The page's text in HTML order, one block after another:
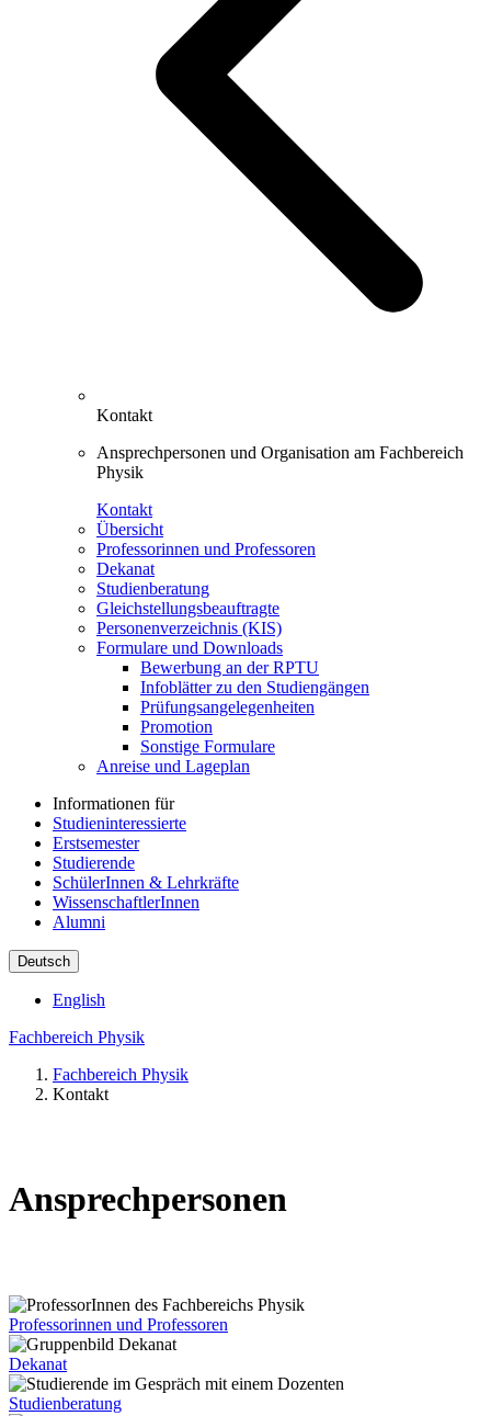
Kontakt
Ansprechpersonen und Organisation am Fachbereich
Physik
Kontakt
Übersicht
Professorinnen und Professoren
Dekanat
Studienberatung
Gleichstellungsbeauftragte
Personenverzeichnis (KIS)
Formulare und Downloads
Bewerbung an der RPTU
Infoblätter zu den Studiengängen
Prüfungsangelegenheiten
Promotion
Sonstige Formulare
Anreise und Lageplan
Informationen für
Studieninteressierte
Erstsemester
Studierende
SchülerInnen & Lehrkräfte
WissenschaftlerInnen
Alumni
Deutsch
English
Fachbereich Physik
Fachbereich Physik
Kontakt
Ansprechpersonen
Professorinnen und Professoren
Dekanat
Studienberatung